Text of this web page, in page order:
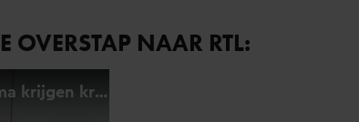
NAAR RTL: